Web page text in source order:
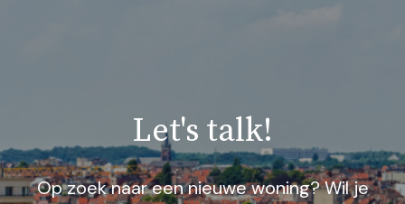
Let's talk!
Op zoek naar een nieuwe woning? Wil je